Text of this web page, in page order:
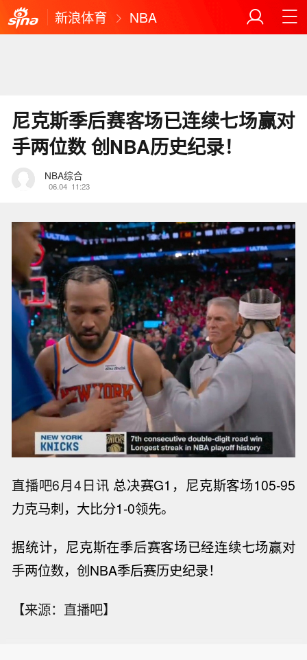
新浪体育 NBA
尼克斯季后赛客场已连续七场赢对
手两位数 创NBA历史纪录！
NBA综合
06.04 11:23
直播吧6月4日讯 总决赛G1，尼克斯客场105-95
力克马刺，大比分1-0领先。
据统计，尼克斯在季后赛客场已经连续七场赢对
手两位数，创NBA季后赛历史纪录！
【来源：直播吧】